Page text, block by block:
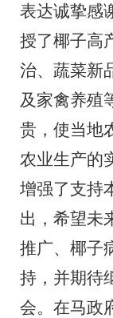
表达诚挚感
授了椰子高
治、蔬菜新
及家禽养殖
贵，使当地
农业生产的
增强了支持
出，希望未
推广、椰子
持，并期待
会。在马政